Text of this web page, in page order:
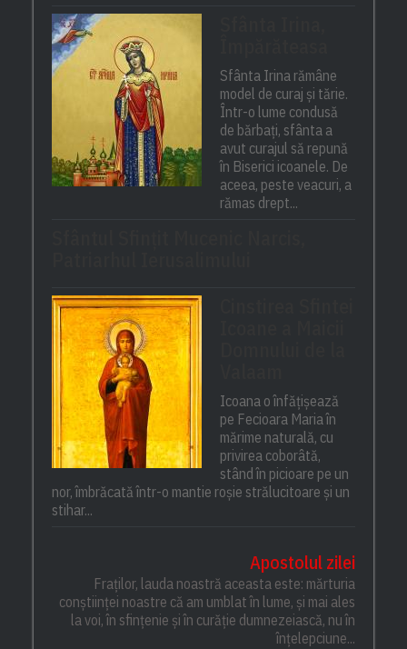
Sfânta Irina rămâne
model de curaj și tărie.
Într-o lume condusă
de bărbați, sfânta a
avut curajul să repună
în Biserici icoanele. De
aceea, peste veacuri, a
rămas drept...
Icoana o înfățișează
pe Fecioara Maria în
mărime naturală, cu
privirea coborâtă,
stând în picioare pe un
nor, îmbrăcată într-o mantie roșie strălucitoare și un
stihar...
Apostolul zilei
Fraților, lauda noastră aceasta este: mărturia
conștiinței noastre că am umblat în lume, și mai ales
la voi, în sfințenie și în curăție dumnezeiască, nu în
înțelepciune...